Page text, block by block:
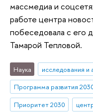
массмедиа и
работе центра
побеседовала с его
Тамарой Тепловой.
Наука
исследования и
Программа развития
Приоритет 2030